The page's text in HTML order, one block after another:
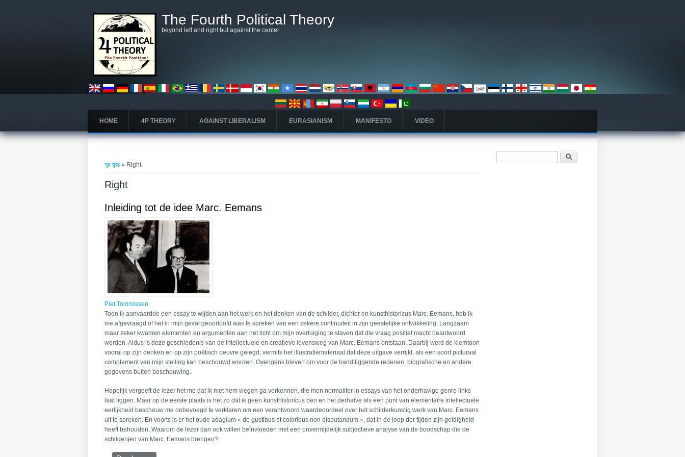
The Fourth Political Theory
beyond left and right but against the center
HOME 4P THEORY AGAINST LIBERALISM EURASIANISM MANIFESTO VIDEO
गृह पृष्ठ» Right
Right
Inleiding tot de idee Marc. Eemans
Piet Tommissen
Toen ik aanvaardde een essay te wijden aan het werk en het denken van de schilder, dichter en kunsthistoricus Marc. Eemans, heb ik
me afgevraagd of het in mijn geval geoorloofd was te spreken van een zekere continuïteit in zijn geestelijke ontwikkeling. Langzaam
maar zeker kwamen elementen en argumenten aan het licht om mijn overtuiging te staven dat die vraag positief macht beantwoord
worden. Aldus is deze geschiedenis van de intellectuele en creatieve levensweg van Marc. Eemans ontstaan. Daarbij werd de klemtoon
vooral op zijn denken en op zijn poëtisch oeuvre gelegd, vermits het illustratiemateriaal dat deze uitgave verrijkt, als een soort picturaal
complement van mijn stelling kan beschouwd worden. Overigens bleven om voor de hand liggende redenen, biografische en andere
gegevens buiten beschouwing.
Hopelijk vergeeft de lezer het me dat ik met hem wegen ga verkennen, die men normaliter in essays van het onderhavige genre links
laat liggen. Maar op de eerste plaats is het zo dat ik geen kunsthistoricus ben en het derhalve als een punt van elementaire intellectuele
eerlijkheid beschouw me onbevoegd te verklaren om een verantwoord waardeoordeel over het schilderkunstig werk van Marc. Eemans
uit te spreken. En voorts is er het oude adagium « de gustibus et coloribus non disputandum », dat in de loop der tijden zijn geldigheid
heeft behouden. Waarom de lezer dan ook willen beïnvloeden met een onvermijdelijk subjectieve analyse van de boodschap die de
schilderijen van Marc. Eemans brengen?